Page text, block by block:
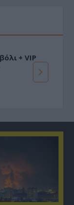
+ VIP